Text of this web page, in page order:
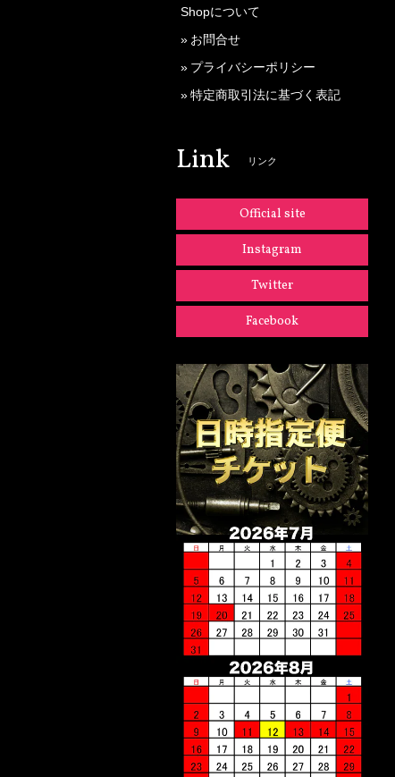
Shopについて
お問合せ
プライバシーポリシー
特定商取引法に基づく表記
Link リンク
Official site
Instagram
Twitter
Facebook